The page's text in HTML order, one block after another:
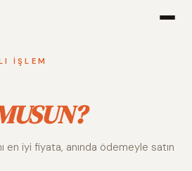
Alım
İŞLEM
en iyi fiyata, anında ödemeyle satın